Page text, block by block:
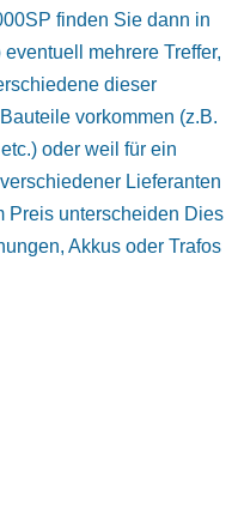
finden Sie dann in
mehrere Treffer,
dieser
vorkommen (z.B.
oder weil für ein
Lieferanten
Preis unterscheiden Dies
Akkus oder Trafos